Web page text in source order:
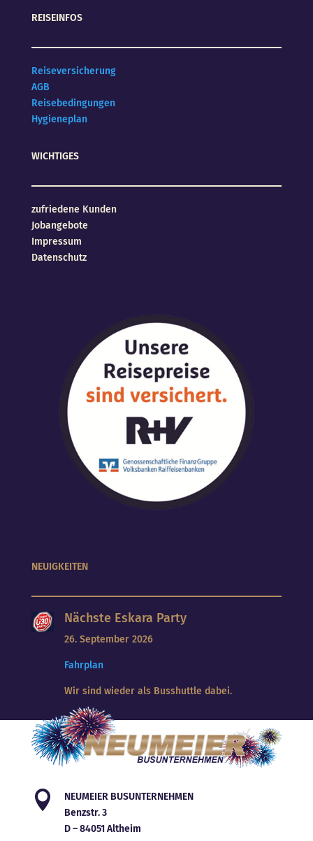
REISEINFOS
Reiseversicherung
AGB
Reisebedingungen
Hygieneplan
WICHTIGES
zufriedene Kunden
Jobangebote
Impressum
Datenschutz
NEUIGKEITEN
Nächste Eskara Party
26. September 2026
Fahrplan
Wir sind wieder als Busshuttle dabei.

NEUMEIER BUSUNTERNEHMEN
Benzstr. 3
D – 84051 Altheim